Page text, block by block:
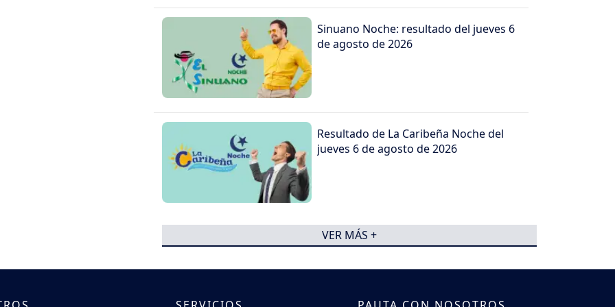
Sinuano Noche: resultado del jueves 6
de agosto de 2026
Resultado de La Caribeña Noche del
jueves 6 de agosto de 2026
VER MÁS +